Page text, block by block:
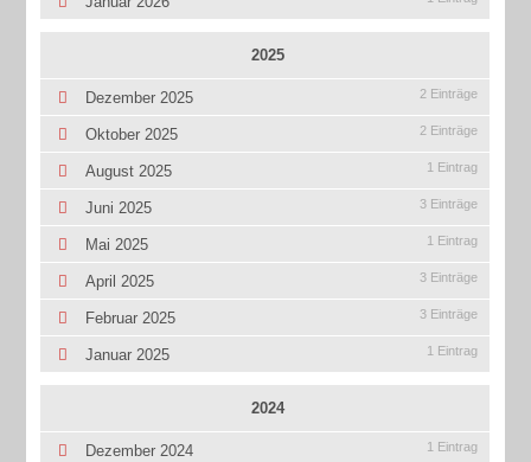
2025
Dezember 2025 2 Einträge
Oktober 2025 2 Einträge
August 2025 1 Eintrag
Juni 2025 3 Einträge
Mai 2025 1 Eintrag
April 2025 3 Einträge
Februar 2025 3 Einträge
Januar 2025 1 Eintrag
2024
Dezember 2024 1 Eintrag